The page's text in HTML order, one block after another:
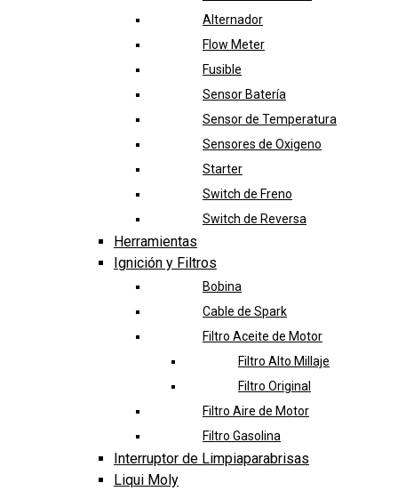
Alternador
Flow Meter
Fusible
Sensor Batería
Sensor de Temperatura
Sensores de Oxigeno
Starter
Switch de Freno
Switch de Reversa
Herramientas
Ignición y Filtros
Bobina
Cable de Spark
Filtro Aceite de Motor
Filtro Alto Millaje
Filtro Original
Filtro Aire de Motor
Filtro Gasolina
Interruptor de Limpiaparabrisas
Liqui Moly